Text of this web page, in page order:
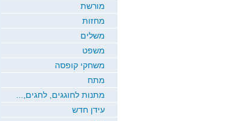
עודד קפליוק
מורשת
מחזות
משלים
משפט
משחקי קופסה
מתח
מתנות לחוגגים, לחגים,...
עידן חדש